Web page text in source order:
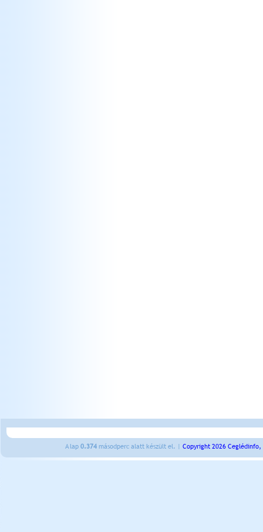
A lap 0.374 másodperc alatt készült el. | Copyright 2026